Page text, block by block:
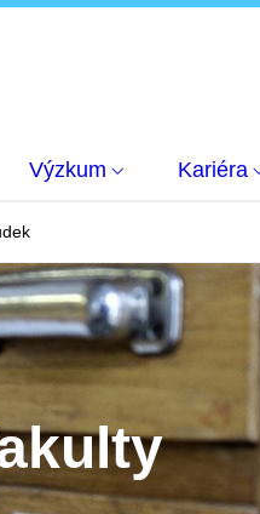
Výzkum Kariéra